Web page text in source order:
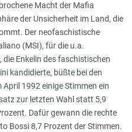
Macht der Mafia
der Unsicherheit im Land, die
Der neofaschistische
(MSI), für die u.a.
Enkelin des faschistischen
kandidierte, büßte bei den
1992 einige Stimmen ein
zur letzten Wahl statt 5,9
Dafür gewann die rechte
Bossi 8,7 Prozent der Stimmen.